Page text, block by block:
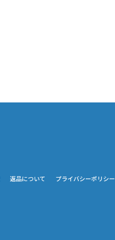
返品について プライバシーポリシー